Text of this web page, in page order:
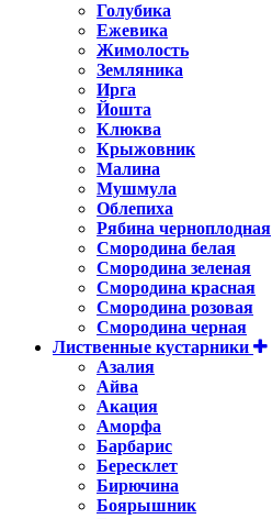
Голубика
Ежевика
Жимолость
Земляника
Ирга
Йошта
Клюква
Крыжовник
Малина
Мушмула
Облепиха
Рябина черноплодная
Смородина белая
Смородина зеленая
Смородина красная
Смородина розовая
Смородина черная
Лиственные кустарники
Азалия
Айва
Акация
Аморфа
Барбарис
Бересклет
Бирючина
Боярышник